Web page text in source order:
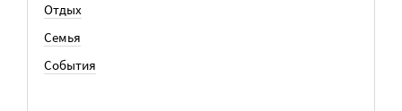
Отдых
Семья
События